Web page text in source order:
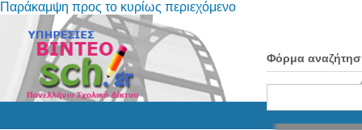
Παράκαμψη προς το κυρίως περιεχόμενο
Φόρμα